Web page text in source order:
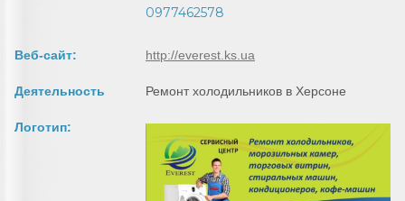
0977462578
Веб-сайт: http://everest.ks.ua
Деятельность Ремонт холодильников в Херсоне
Логотип: